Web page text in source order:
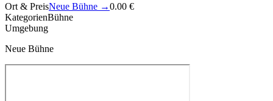
Ort & PreisNeue Bühne →0.00 €
KategorienBühne
Umgebung
Neue Bühne